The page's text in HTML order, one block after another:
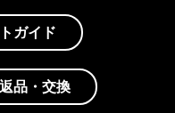
ガイド
返品・交換